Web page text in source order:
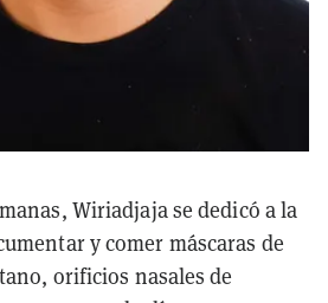
Wiriadjaja se dedicó a la
y comer máscaras de
orificios nasales de